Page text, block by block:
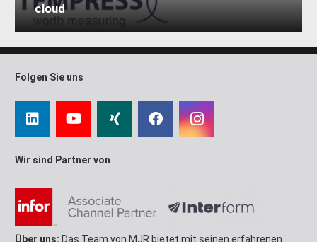
cloud
Wir sind Partner von
Über uns: Das Team von MJR bietet mit seinen erfahrenen
Folgen Sie uns